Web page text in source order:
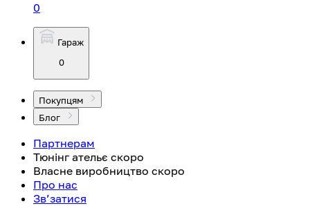
0
Гараж
0
Покупцям
Блог
Партнерам
Тюнінг ательє скоро
Власне виробництво скоро
Про нас
Зв’затися